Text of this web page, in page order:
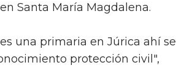
Santa María Magdalena.
una primaria en Júrica ahí se
protección civil",